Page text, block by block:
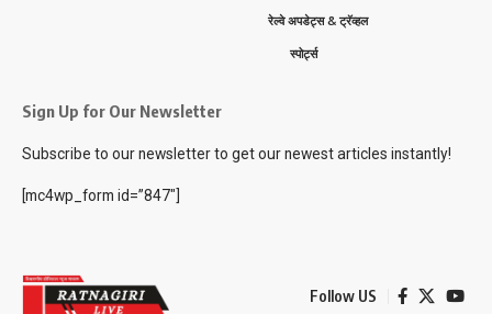
रेल्वे अपडेट्स & ट्रॅव्हल
स्पोर्ट्स
Sign Up for Our Newsletter
Subscribe to our newsletter to get our newest articles instantly!
[mc4wp_form id=”847″]
Follow US